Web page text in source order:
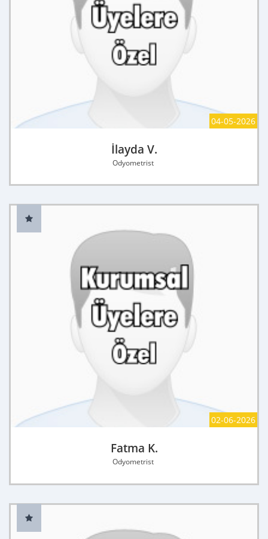
04-05-2026
İlayda V.
Odyometrist
02-06-2026
Fatma K.
Odyometrist